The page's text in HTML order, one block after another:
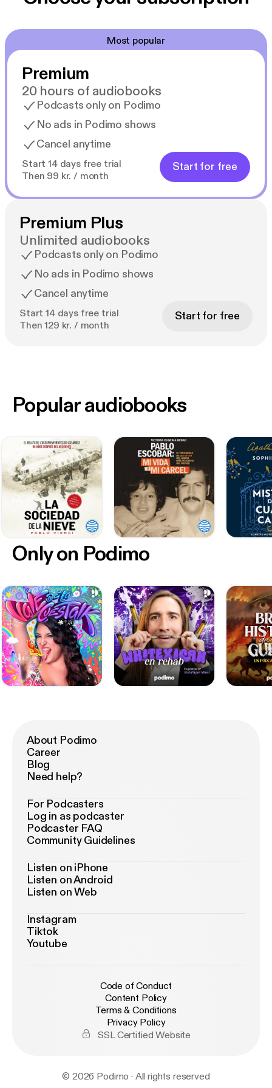
Most popular
Premium
20 hours of audiobooks
Podcasts only on Podimo
No ads in Podimo shows
Cancel anytime
Start 14 days free trial
Then 99 kr. / month
Start for free
Premium Plus
Unlimited audiobooks
Podcasts only on Podimo
No ads in Podimo shows
Cancel anytime
Start 14 days free trial
Then 129 kr. / month
Start for free
Only on Podimo
Popular audiobooks
About Podimo
Career
Blog
Need help?
For Podcasters
Log in as podcaster
Podcaster FAQ
Community Guidelines
Listen on iPhone
Listen on Android
Listen on Web
Instagram
Tiktok
Youtube
Code of Conduct
Content Policy
Terms & Conditions
Privacy Policy
SSL Certified Website
© 2026 Podimo · All rights reserved